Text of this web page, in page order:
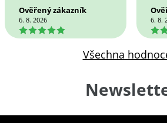
Ověřený zákazník
6. 8. 2026
5
6. 8.
5
Všechna